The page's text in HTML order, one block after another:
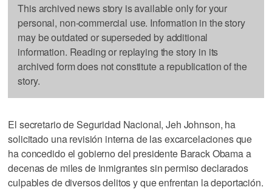
This archived news story is available only for your
personal, non-commercial use. Information in the story
may be outdated or superseded by additional
information. Reading or replaying the story in its
archived form does not constitute a republication of the
story.
El secretario de Seguridad Nacional, Jeh Johnson, ha
solicitado una revisión interna de las excarcelaciones que
ha concedido el gobierno del presidente Barack Obama a
decenas de miles de inmigrantes sin permiso declarados
culpables de diversos delitos y que enfrentan la deportación.